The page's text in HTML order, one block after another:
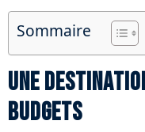
Sommaire
Une
budgets